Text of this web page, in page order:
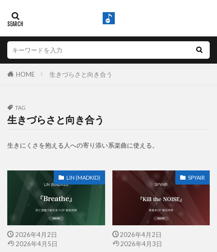
HOME 生きづらさと向き合う
TAG
生きづらさと向き合う
生きにくさを抱える人への寄り添い系楽曲に使える。
LIN (MADKID)
2026年4月2日
2026年4月5日
SPYAIR
2026年4月2日
2026年4月3日